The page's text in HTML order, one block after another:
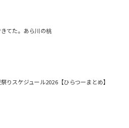
てた。あら川の桃
りスケジュール2026【ひらつーまとめ】